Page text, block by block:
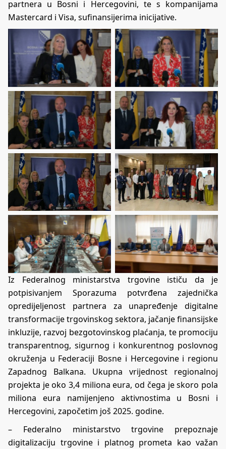
partnera u Bosni i Hercegovini, te s kompanijama
Mastercard i Visa, sufinansijerima inicijative.
Iz Federalnog ministarstva trgovine ističu da je
potpisivanjem Sporazuma potvrđena zajednička
opredijeljenost partnera za unapređenje digitalne
transformacije trgovinskog sektora, jačanje finansijske
inkluzije, razvoj bezgotovinskog plaćanja, te promociju
transparentnog, sigurnog i konkurentnog poslovnog
okruženja u Federaciji Bosne i Hercegovine i regionu
Zapadnog Balkana. Ukupna vrijednost regionalnoj
projekta je oko 3,4 miliona eura, od čega je skoro pola
miliona eura namijenjeno aktivnostima u Bosni i
Hercegovini, započetim još 2025. godine.
– Federalno ministarstvo trgovine prepoznaje
digitalizaciju trgovine i platnog prometa kao važan